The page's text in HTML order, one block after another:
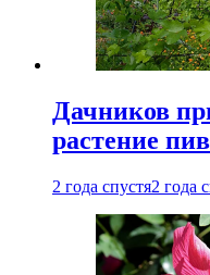
Дачников
растение
2 года спустя2 года